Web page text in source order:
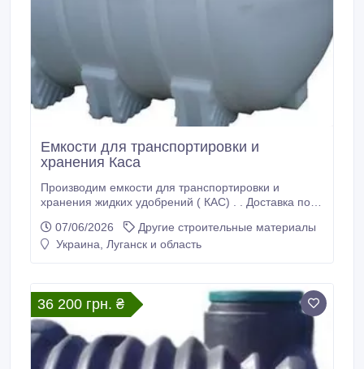
Емкости для транспортировки и
хранения Каса
Производим емкости для транспортировки и
хранения жидких удобрений ( КАС) . . Доставка по
подход!.
07/06/2026
Другие строительные материалы
Украина, Луганск и область
36 200 грн. ₴